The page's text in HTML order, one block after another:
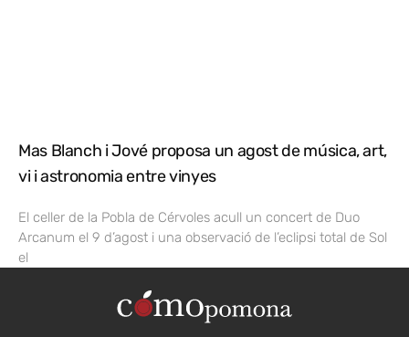
Mas Blanch i Jové proposa un agost de música, art,
vi i astronomia entre vinyes
El celler de la Pobla de Cérvoles acull un concert de Duo
Arcanum el 9 d’agost i una observació de l’eclipsi total de Sol
el